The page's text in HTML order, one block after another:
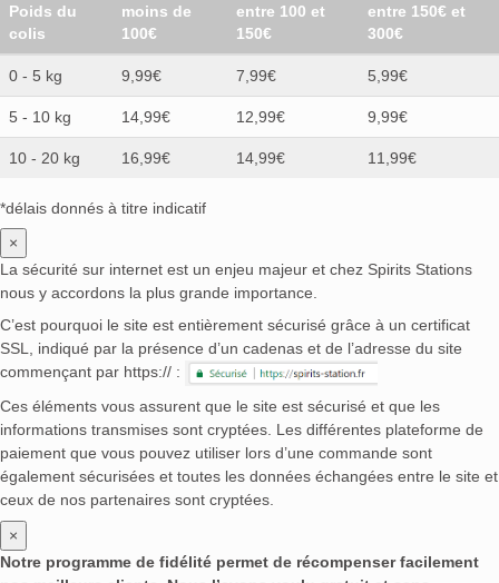
Poids du
colis
moins de
100€
entre 100 et
150€
entre 150€ et
300€
0 - 5 kg 9,99€ 7,99€ 5,99€
5 - 10 kg 14,99€ 12,99€ 9,99€
10 - 20 kg 16,99€ 14,99€ 11,99€
*délais donnés à titre indicatif
×
La sécurité sur internet est un enjeu majeur et chez Spirits Stations
nous y accordons la plus grande importance.
C’est pourquoi le site est entièrement sécurisé grâce à un certificat
SSL, indiqué par la présence d’un cadenas et de l’adresse du site
commençant par https:// :
Ces éléments vous assurent que le site est sécurisé et que les
informations transmises sont cryptées. Les différentes plateforme de
paiement que vous pouvez utiliser lors d’une commande sont
également sécurisées et toutes les données échangées entre le site et
ceux de nos partenaires sont cryptées.
×
Notre programme de fidélité permet de récompenser facilement